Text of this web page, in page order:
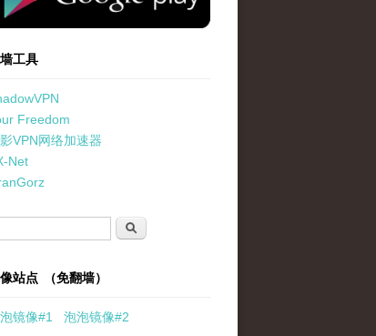
工具
Freedom
VPN网络加速器
Net
搜索
站点 （免翻墙）
镜像#1 泡泡镜像#2